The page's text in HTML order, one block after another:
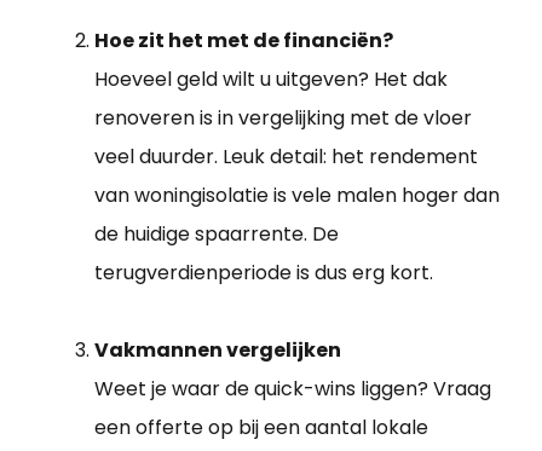
Hoe zit het met de financiën?
Hoeveel geld wilt u uitgeven? Het dak
renoveren is in vergelijking met de vloer
veel duurder. Leuk detail: het rendement
van woningisolatie is vele malen hoger dan
de huidige spaarrente. De
terugverdienperiode is dus erg kort.
Vakmannen vergelijken
Weet je waar de quick-wins liggen? Vraag
een offerte op bij een aantal lokale